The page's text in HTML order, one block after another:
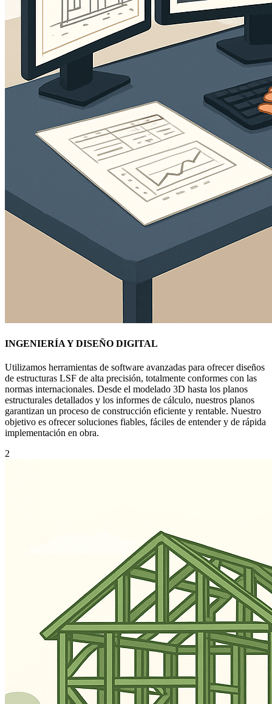
INGENIERÍA Y DISEÑO DIGITAL
Utilizamos herramientas de software avanzadas para ofrecer diseños
de estructuras LSF de alta precisión, totalmente conformes con las
normas internacionales. Desde el modelado 3D hasta los planos
estructurales detallados y los informes de cálculo, nuestros planos
garantizan un proceso de construcción eficiente y rentable. Nuestro
objetivo es ofrecer soluciones fiables, fáciles de entender y de rápida
implementación en obra.
2